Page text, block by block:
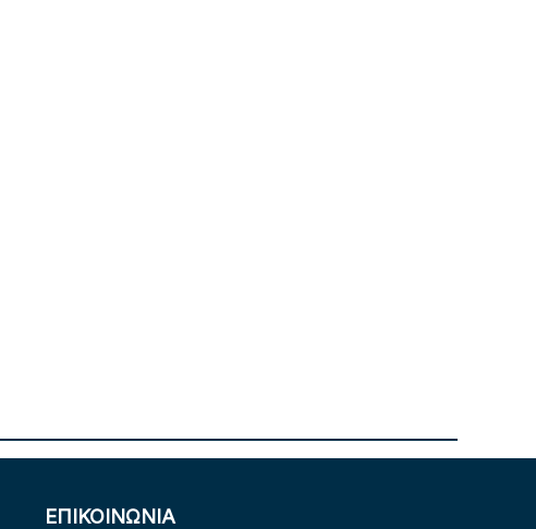
ΕΠΙΚΟΙΝΩΝΙΑ